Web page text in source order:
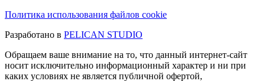
Политика использования файлов cookie
Разработано в PELICAN STUDIO
Обращаем ваше внимание на то, что данный интернет-сайт
носит исключительно информационный характер и ни при
каких условиях не является публичной офертой,